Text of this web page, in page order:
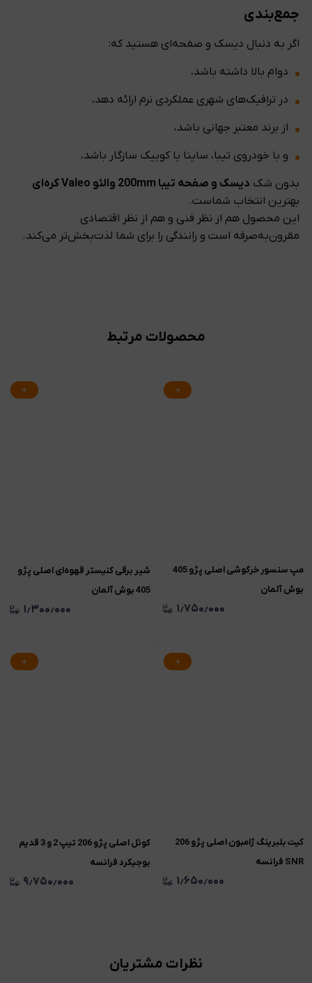
جمع‌بندی
اگر به دنبال دیسک و صفحه‌ای هستید که:
دوام بالا داشته باشد،
در ترافیک‌های شهری عملکردی نرم ارائه دهد،
از برند معتبر جهانی باشد،
و با خودروی تیبا، ساینا یا کوییک سازگار باشد،
بدون شک دیسک و صفحه تیبا 200mm والئو Valeo کره‌ای
بهترین انتخاب شماست.
این محصول هم از نظر فنی و هم از نظر اقتصادی
مقرون‌به‌صرفه است و رانندگی را برای شما لذت‌بخش‌تر می‌کند.
محصولات مرتبط
مپ سنسور خرگوشی اصلی پژو 405
بوش آلمان
۱٫۷۵۰٫۰۰۰
شیر برقی کنیستر قهوه‌ای اصلی پژو
405 بوش آلمان
۱٫۳۰۰٫۰۰۰
کیت بلبرینگ ژامبون اصلی پژو 206
SNR فرانسه
۱٫۶۵۰٫۰۰۰
کوئل اصلی پژو 206 تیپ 2 و 3 قدیم
بوجیکرد فرانسه
۹٫۷۵۰٫۰۰۰
نظرات مشتریان